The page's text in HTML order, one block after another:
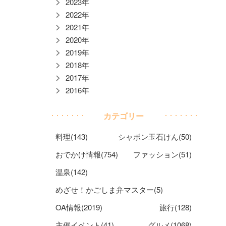
2022年
2021年
2020年
2019年
2018年
2017年
2016年
カテゴリー
料理(143)
シャボン玉石けん(50)
おでかけ情報(754)
ファッション(51)
温泉(142)
めざせ！かごしま弁マスター(5)
OA情報(2019)
旅行(128)